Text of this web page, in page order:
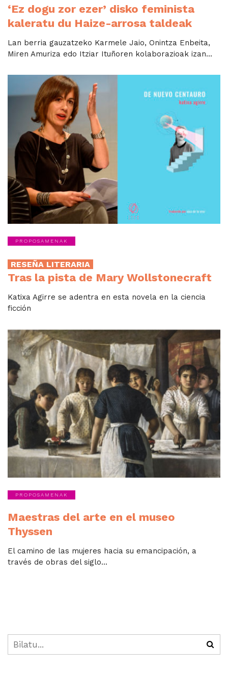
‘Ez dogu zor ezer’ disko feminista
kaleratu du Haize-arrosa taldeak
Lan berria gauzatzeko Karmele Jaio, Onintza Enbeita,
Miren Amuriza edo Itziar Ituñoren kolaborazioak izan...
PROPOSAMENAK
RESEÑA LITERARIA
Tras la pista de Mary Wollstonecraft
Katixa Agirre se adentra en esta novela en la ciencia
ficción
PROPOSAMENAK
Maestras del arte en el museo
Thyssen
El camino de las mujeres hacia su emancipación, a
través de obras del siglo...